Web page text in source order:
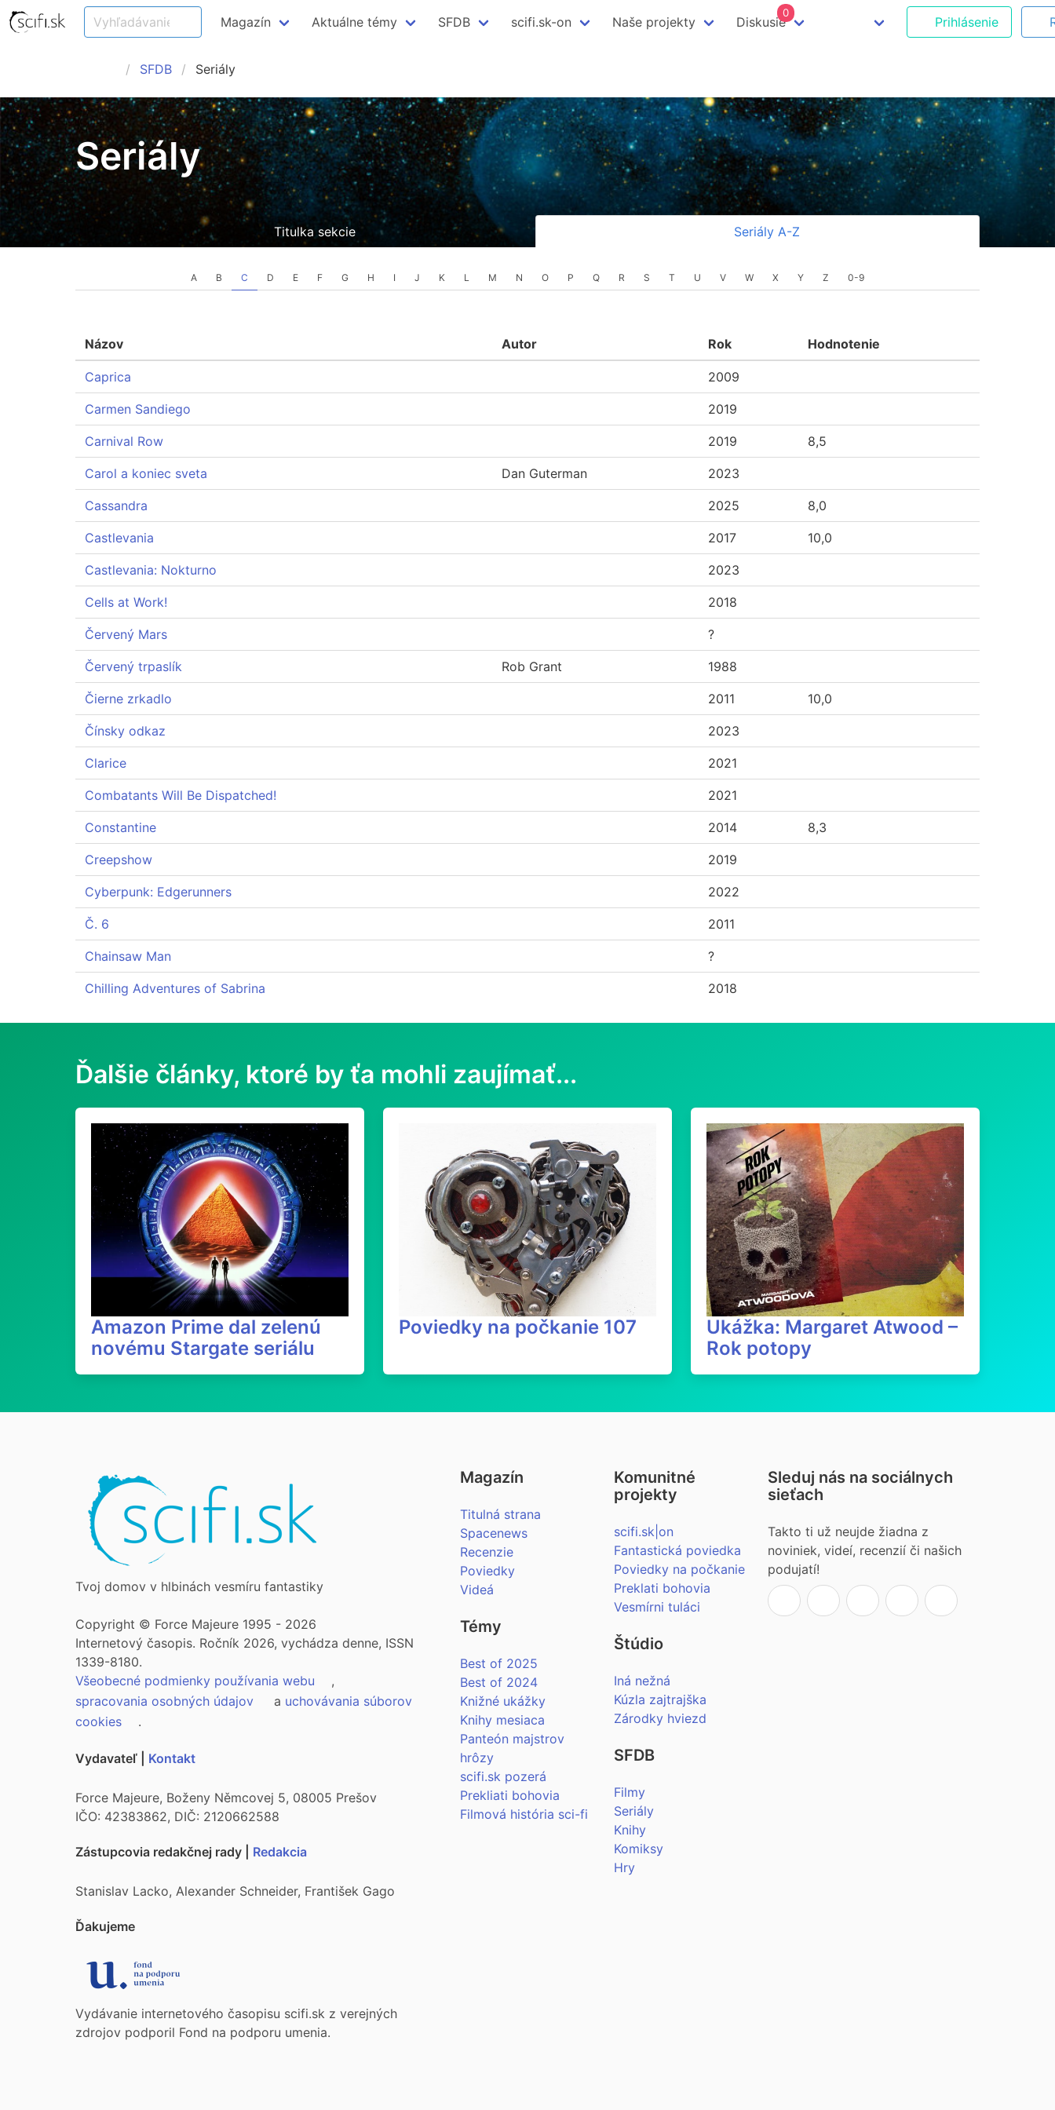
Magazín Aktuálne témy SFDB scifi.sk-on Naše projekty Diskusie
0
Prihlásenie
SFDB Seriály
Seriály
Titulka sekcie Seriály A-Z
A B C D E F G H I J K L M N O P Q R S T U V W X Y Z 0-9
Názov Autor Rok Hodnotenie
Caprica 2009
Carmen Sandiego 2019
Carnival Row 2019 8,5
Carol a koniec sveta Dan Guterman 2023
Cassandra 2025 8,0
Castlevania 2017 10,0
Castlevania: Nokturno 2023
Cells at Work! 2018
Červený Mars ?
Červený trpaslík Rob Grant 1988
Čierne zrkadlo 2011 10,0
Čínsky odkaz 2023
Clarice 2021
Combatants Will Be Dispatched! 2021
Constantine 2014 8,3
Creepshow 2019
Cyberpunk: Edgerunners 2022
Č. 6 2011
Chainsaw Man ?
Chilling Adventures of Sabrina 2018
Ďalšie články, ktoré by ťa mohli zaujímať...
Amazon Prime dal zelenú
novému Stargate seriálu
Poviedky na počkanie 107
Ukážka: Margaret Atwood –
Rok potopy
Tvoj domov v hlbinách vesmíru fantastiky
Copyright © Force Majeure 1995 - 2026
Internetový časopis. Ročník 2026, vychádza denne, ISSN
1339-8180.
Všeobecné podmienky používania webu
,
spracovania osobných údajov
a uchovávania súborov
cookies
.
Vydavateľ | Kontakt
Force Majeure, Boženy Němcovej 5, 08005 Prešov
IČO: 42383862, DIČ: 2120662588
Zástupcovia redakčnej rady | Redakcia
Stanislav Lacko, Alexander Schneider, František Gago
Ďakujeme
Vydávanie internetového časopisu scifi.sk z verejných
zdrojov podporil Fond na podporu umenia.
Magazín
Titulná strana
Spacenews
Recenzie
Poviedky
Videá
Témy
Best of 2025
Best of 2024
Knižné ukážky
Knihy mesiaca
Panteón majstrov
hrôzy
scifi.sk pozerá
Prekliati bohovia
Filmová história sci-fi
Komunitné
projekty
scifi.sk|on
Fantastická poviedka
Poviedky na počkanie
Preklati bohovia
Vesmírni tuláci
Štúdio
Iná nežná
Kúzla zajtrajška
Zárodky hviezd
SFDB
Filmy
Seriály
Knihy
Komiksy
Hry
Sleduj nás na sociálnych
sieťach
Takto ti už neujde žiadna z
noviniek, videí, recenzií či našich
podujatí!